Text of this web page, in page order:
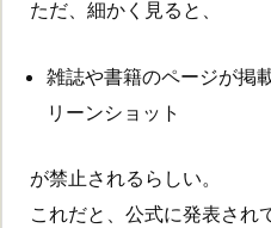
ただ、細かく見ると、
雑誌や書籍のページが掲
リーンショット
が禁止されるらしい。
これだと、公式に発表され